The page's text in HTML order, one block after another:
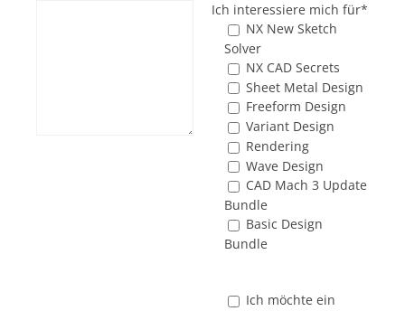
Ich interessiere mich für*
NX New Sketch
Solver
NX CAD Secrets
Sheet Metal Design
Freeform Design
Variant Design
Rendering
Wave Design
CAD Mach 3 Update
Bundle
Basic Design
Bundle
Ich möchte ein